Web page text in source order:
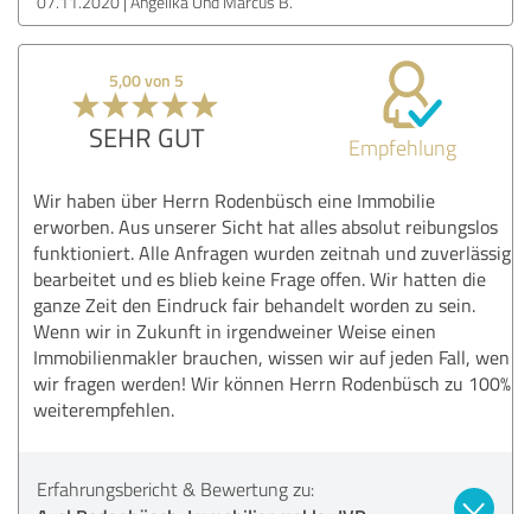
5,00 von 5
SEHR GUT Empfehlung
Wir haben über Herrn Rodenbüsch eine Immobilie
erworben. Aus unserer Sicht hat alles absolut reibungslos
funktioniert. Alle Anfragen wurden zeitnah und zuverlässig
bearbeitet und es blieb keine Frage offen. Wir hatten die
ganze Zeit den Eindruck fair behandelt worden zu sein.
Wenn wir in Zukunft in irgendweiner Weise einen
Immobilienmakler brauchen, wissen wir auf jeden Fall, wen
wir fragen werden! Wir können Herrn Rodenbüsch zu 100%
weiterempfehlen.
Erfahrungsbericht & Bewertung zu: